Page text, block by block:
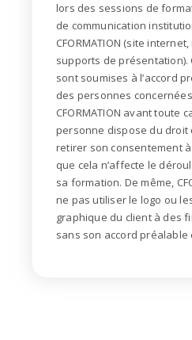
lors des sessions de
de communication
CFORMATION (site
supports deprésentation).
sont soumises à l’accord
des personnes
CFORMATION avant toute
personne dispose du droit
retirer son consentement
que cela n’affecte le
sa formation. De même,
ne pas utiliser le logo ou
graphique du client à des
sans son accord préalable